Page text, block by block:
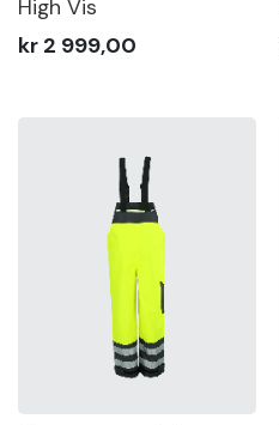
High Vis
kr 2 999,00
produkter